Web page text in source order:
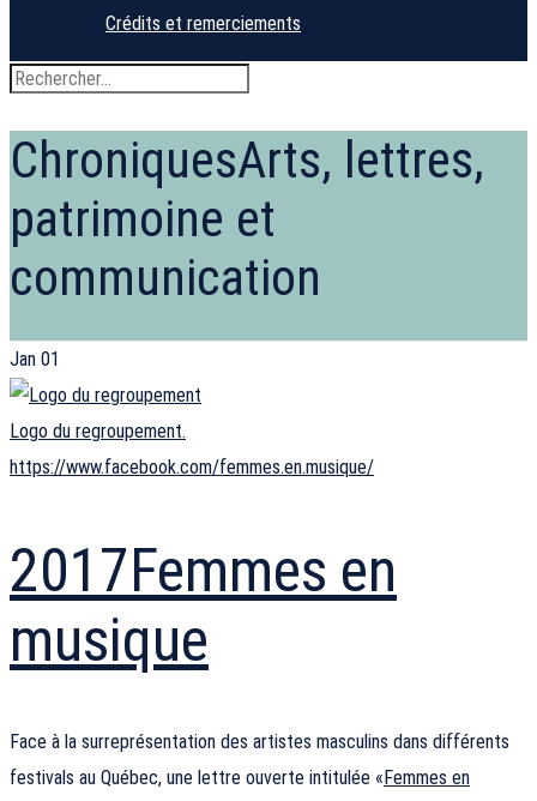
Crédits et remerciements
ChroniquesArts, lettres,
patrimoine et
communication
Jan 01
Logo du regroupement.
https://www.facebook.com/femmes.en.musique/
2017Femmes en
musique
Face à la surreprésentation des artistes masculins dans différents
festivals au Québec, une lettre ouverte intitulée « Femmes en